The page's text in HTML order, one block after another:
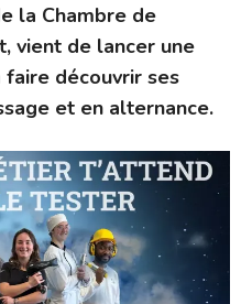
la Chambre de
vient de lancer une
faire découvrir ses
et en alternance.